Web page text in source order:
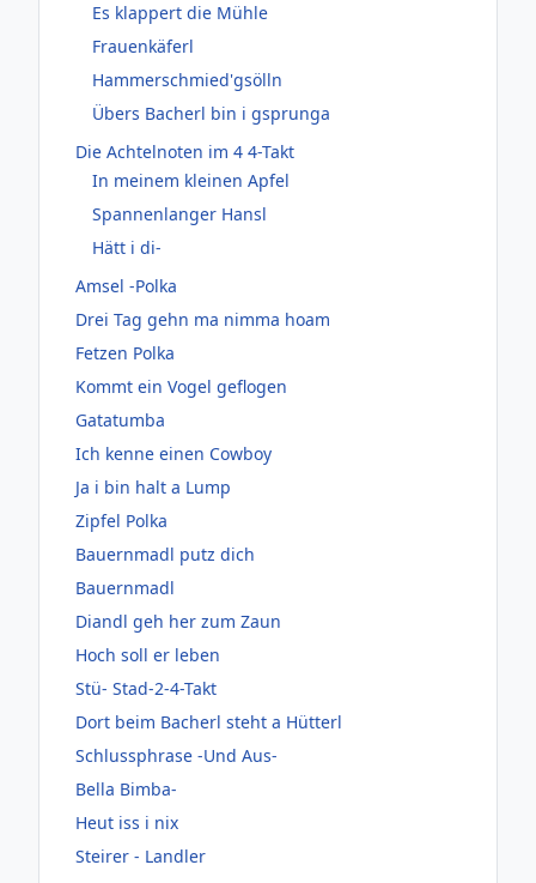
Es klappert die Mühle
Frauenkäferl
Hammerschmied'gsölln
Übers Bacherl bin i gsprunga
Die Achtelnoten im 4 4-Takt
In meinem kleinen Apfel
Spannenlanger Hansl
Hätt i di-
Amsel -Polka
Drei Tag gehn ma nimma hoam
Fetzen Polka
Kommt ein Vogel geflogen
Gatatumba
Ich kenne einen Cowboy
Ja i bin halt a Lump
Zipfel Polka
Bauernmadl putz dich
Bauernmadl
Diandl geh her zum Zaun
Hoch soll er leben
Stü- Stad-2-4-Takt
Dort beim Bacherl steht a Hütterl
Schlussphrase -Und Aus-
Bella Bimba-
Heut iss i nix
Steirer - Landler